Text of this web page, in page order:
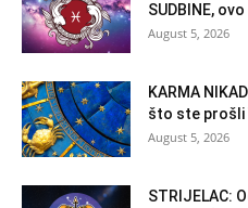
SUDBINE,
August 5, 2026
KARMA
što ste prošli
August 5, 2026
STRIJELAC: